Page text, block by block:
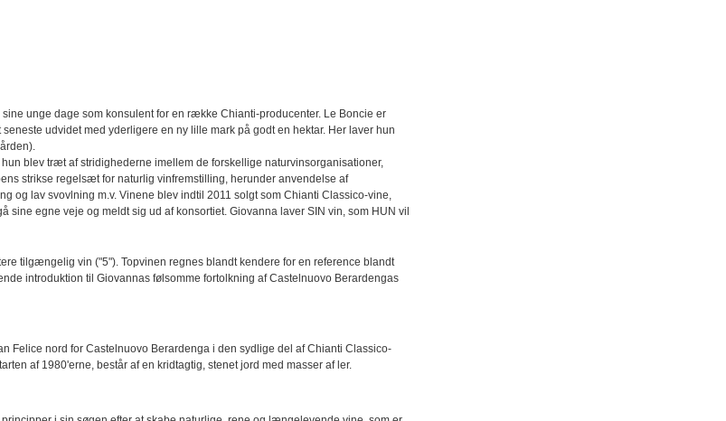
unge dage som konsulent for en række Chianti-producenter. Le Boncie er
udvidet med yderligere en ny lille mark på godt en hektar. Her laver hun
blev træt af stridighederne imellem de forskellige naturvinsorganisationer,
strikse regelsæt for naturlig vinfremstilling, herunder anvendelse af
og lav svovlning m.v. Vinene blev indtil 2011 solgt som Chianti Classico-vine,
sine egne veje og meldt sig ud af konsortiet. Giovanna laver SIN vin, som HUN vil
tilgængelig vin ("5"). Topvinen regnes blandt kendere for en reference blandt
introduktion til Giovannas følsomme fortolkning af Castelnuovo Berardengas
Felice nord for Castelnuovo Berardenga i den sydlige del af Chianti Classico-
af 1980'erne, består af en kridtagtig, stenet jord med masser af ler.